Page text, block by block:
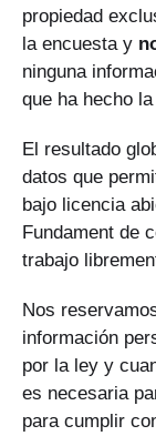
propiedad
la encuesta y
ninguna
que ha hecho
El resultado
datos que
bajo licencia
Fundament de
trabajo
Nos
información
por la ley y
es necesaria
para cumplir